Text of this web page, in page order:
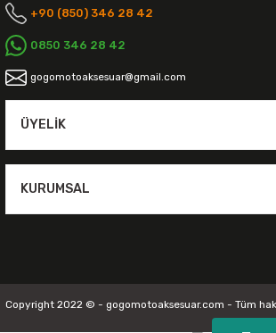
+90 (850) 346 28 42
0850 346 28 42
gogomotoaksesuar@gmail.com
ÜYELIK
KURUMSAL
Copyright 2022 © - gogomotoaksesuar.com - Tüm